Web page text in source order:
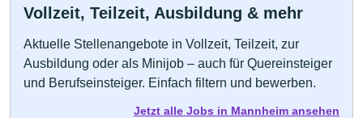
Vollzeit, Teilzeit, Ausbildung & mehr
Aktuelle Stellenangebote in Vollzeit, Teilzeit, zur
Ausbildung oder als Minijob – auch für Quereinsteiger
und Berufseinsteiger. Einfach filtern und bewerben.
Jetzt alle Jobs in Mannheim ansehen